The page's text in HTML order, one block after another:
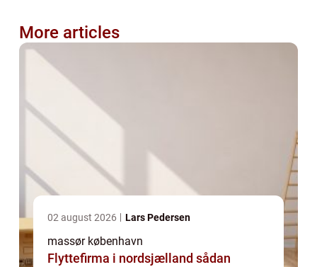
More articles
02 august 2026 Lars Pedersen
massør københavn
Flyttefirma i nordsjælland sådan